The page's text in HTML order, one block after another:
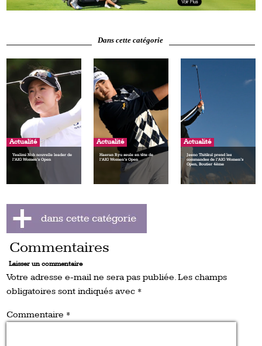
Dans cette catégorie
Actualité
Yealimi Noh nouvelle leader de
l’AIG Women’s Open
Actualité
Haeran Ryu seule en tête de
l’AIG Women’s Open
Actualité
Jeeno Thitikul prend les
commandes de l’AIG Women’s
Open, Boutier 4ème
Commentaires
Laisser un commentaire
Votre adresse e-mail ne sera pas publiée.Les champs
obligatoires sont indiqués avec *
Commentaire *